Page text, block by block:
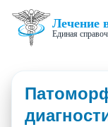
Лечение
Единая